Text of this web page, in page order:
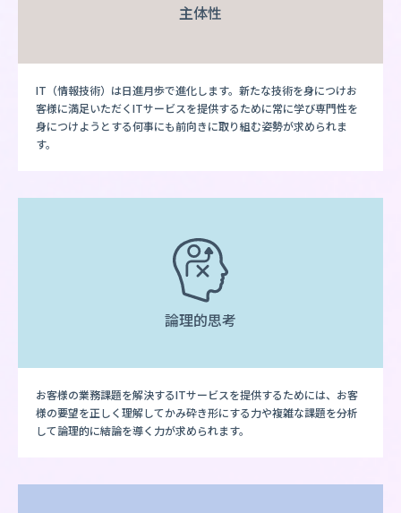
主体性
IT（情報技術）は日進月歩で進化します。新たな技術を身につけお
客様に満足いただくITサービスを提供するために常に学び専門性を
身につけようとする何事にも前向きに取り組む姿勢が求められま
す。
論理的思考
お客様の業務課題を解決するITサービスを提供するためには、お客
様の要望を正しく理解してかみ砕き形にする力や複雑な課題を分析
して論理的に結論を導く力が求められます。